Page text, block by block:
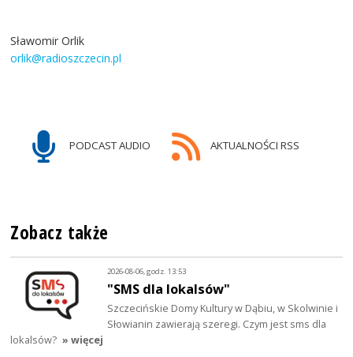
Sławomir Orlik
orlik@radioszczecin.pl
PODCAST AUDIO AKTUALNOŚCI RSS
Zobacz także
2026-08-06, godz. 13:53
"SMS dla lokalsów"
Szczecińskie Domy Kultury w Dąbiu, w Skolwinie i
Słowianin zawierają szeregi. Czym jest sms dla
lokalsów? » więcej